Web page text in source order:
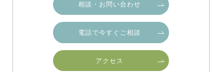
相談・お問い合わせ
電話で今すぐご相談
アクセス